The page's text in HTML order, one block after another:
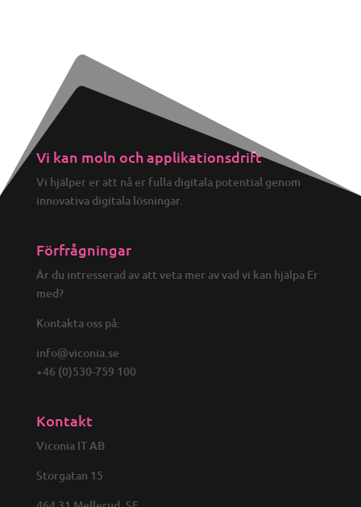
Vi kan moln och applikationsdrift
Vi hjälper er att nå er fulla digitala potential genom
innovativa digitala lösningar.
Förfrågningar
Är du intresserad av att veta mer av vad vi kan hjälpa Er
med?
Kontakta oss på:
info@viconia.se
+46 (0)530-759 100
Kontakt
Viconia IT AB
Storgatan 15